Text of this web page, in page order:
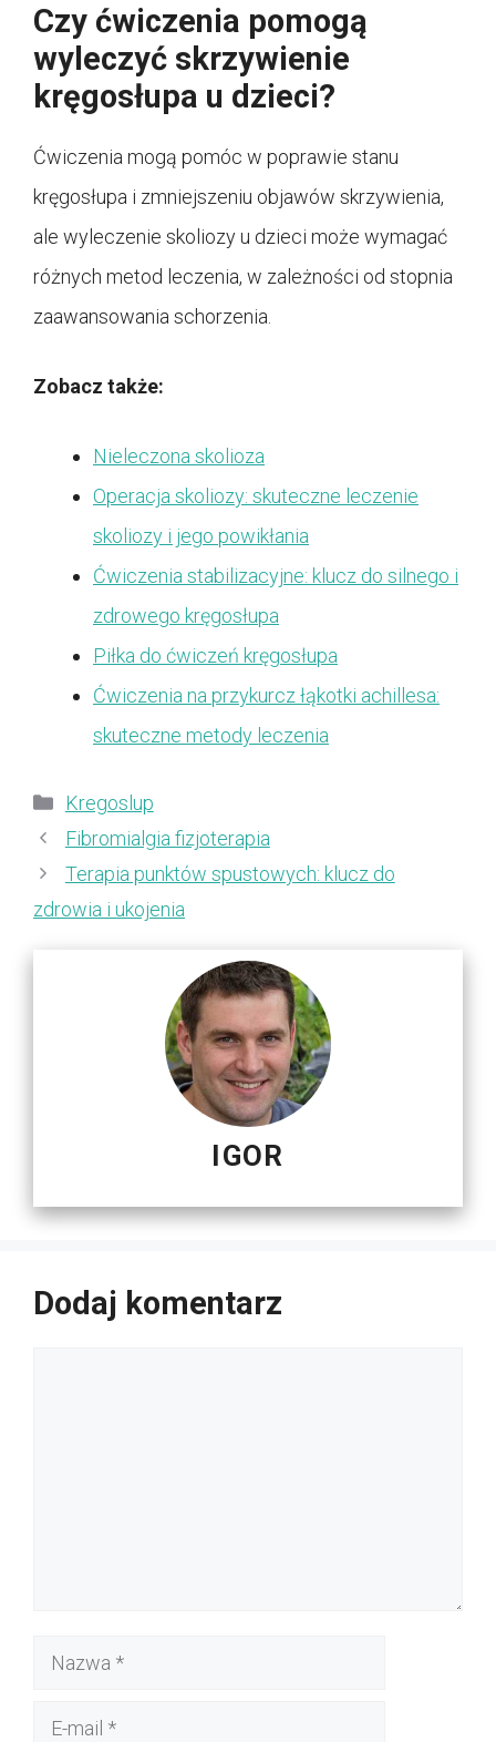
Czy ćwiczenia pomogą
wyleczyć skrzywienie
kręgosłupa u dzieci?
Ćwiczenia mogą pomóc w poprawie stanu
kręgosłupa i zmniejszeniu objawów skrzywienia,
ale wyleczenie skoliozy u dzieci może wymagać
różnych metod leczenia, w zależności od stopnia
zaawansowania schorzenia.
Zobacz także:
Nieleczona skolioza
Operacja skoliozy: skuteczne leczenie
skoliozy i jego powikłania
Ćwiczenia stabilizacyjne: klucz do silnego i
zdrowego kręgosłupa
Piłka do ćwiczeń kręgosłupa
Ćwiczenia na przykurcz łąkotki achillesa:
skuteczne metody leczenia
Kategorie
Kregoslup
Fibromialgia fizjoterapia
Terapia punktów spustowych: klucz do
zdrowia i ukojenia
IGOR
Dodaj komentarz
Nazwa